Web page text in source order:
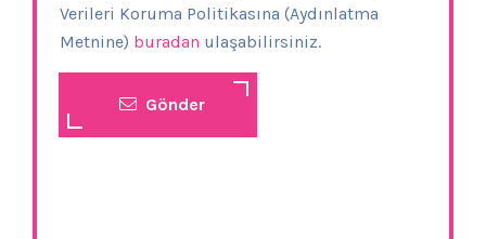
Verileri Koruma Politikasına (Aydınlatma
Metnine) buradan ulaşabilirsiniz.
Gönder